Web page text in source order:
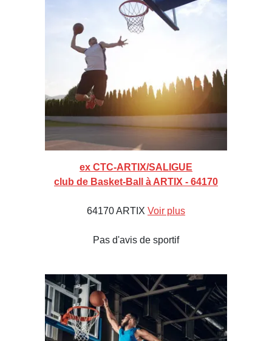
ex CTC-ARTIX/SALIGUE
club de Basket-Ball à ARTIX - 64170
64170 ARTIX Voir plus
Pas d'avis de sportif